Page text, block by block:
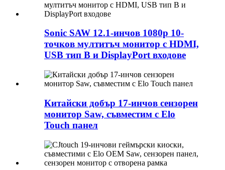
Sonic SAW 12.1-инчов 1080p 10-
точков мултитъч монитор с HDMI,
USB тип B и DisplayPort входове
Китайски добър 17-инчов сензорен
монитор Saw, съвместим с Elo
Touch панел